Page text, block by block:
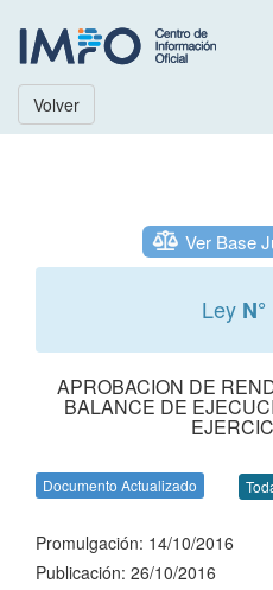
Volver
Ver Base
Ley
APROBACION DE
BALANCE DE
Documento Actualizado
Promulgación: 14/10/2016
Publicación: 26/10/2016